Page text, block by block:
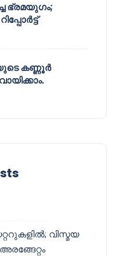
ഭ്രമയുഗം;
കണ്ണൂർ
വിസ്മയ